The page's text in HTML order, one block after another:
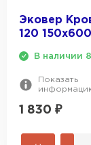
Эковер
120
В наличии
Показать
1 830 ₽